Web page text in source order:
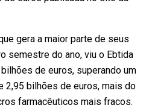
gera a maior parte de seus
semestre do ano, viu o Ebtida
de euros, superando um
2,95 bilhões de euros, mais do
farmacêuticos mais fracos.